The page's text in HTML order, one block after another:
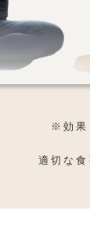
※効果
適切な